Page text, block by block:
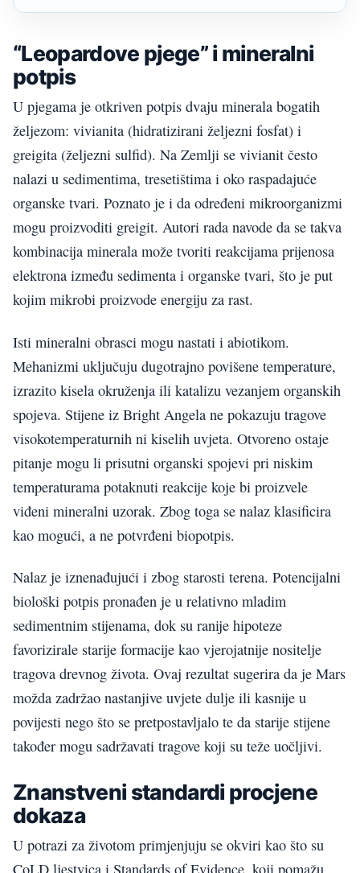
“Leopardove pjege” i mineralni
potpis
U pjegama je otkriven potpis dvaju minerala bogatih
željezom: vivianita (hidratizirani željezni fosfat) i
greigita (željezni sulfid). Na Zemlji se vivianit često
nalazi u sedimentima, tresetištima i oko raspadajuće
organske tvari. Poznato je i da određeni mikroorganizmi
mogu proizvoditi greigit. Autori rada navode da se takva
kombinacija minerala može tvoriti reakcijama prijenosa
elektrona između sedimenta i organske tvari, što je put
kojim mikrobi proizvode energiju za rast.
Isti mineralni obrasci mogu nastati i abiotikom.
Mehanizmi uključuju dugotrajno povišene temperature,
izrazito kisela okruženja ili katalizu vezanjem organskih
spojeva. Stijene iz Bright Angela ne pokazuju tragove
visokotemperaturnih ni kiselih uvjeta. Otvoreno ostaje
pitanje mogu li prisutni organski spojevi pri niskim
temperaturama potaknuti reakcije koje bi proizvele
viđeni mineralni uzorak. Zbog toga se nalaz klasificira
kao mogući, a ne potvrđeni biopotpis.
Nalaz je iznenađujući i zbog starosti terena. Potencijalni
biološki potpis pronađen je u relativno mladim
sedimentnim stijenama, dok su ranije hipoteze
favorizirale starije formacije kao vjerojatnije nositelje
tragova drevnog života. Ovaj rezultat sugerira da je Mars
možda zadržao nastanjive uvjete dulje ili kasnije u
povijesti nego što se pretpostavljalo te da starije stijene
također mogu sadržavati tragove koji su teže uočljivi.
Znanstveni standardi procjene
dokaza
U potrazi za životom primjenjuju se okviri kao što su